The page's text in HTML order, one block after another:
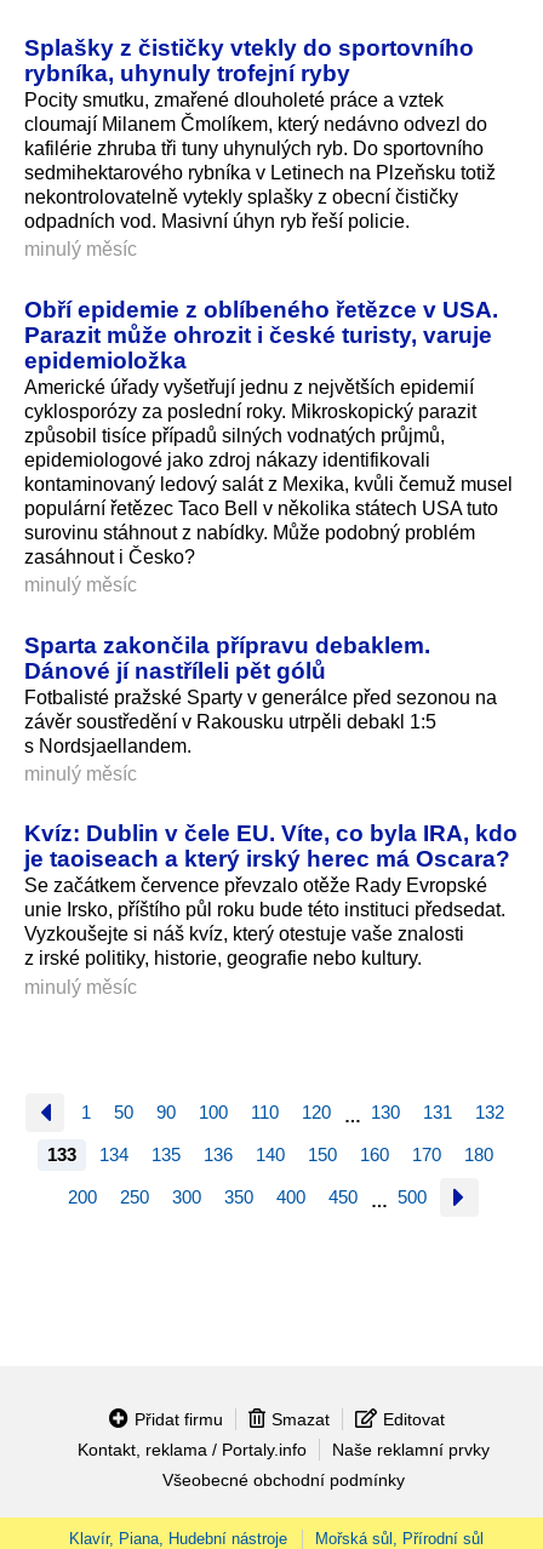
Splašky z čističky vtekly do sportovního
rybníka, uhynuly trofejní ryby
Pocity smutku, zmařené dlouholeté práce a vztek
cloumají Milanem Čmolíkem, který nedávno odvezl do
kafilérie zhruba tři tuny uhynulých ryb. Do sportovního
sedmihektarového rybníka v Letinech na Plzeňsku totiž
nekontrolovatelně vytekly splašky z obecní čističky
odpadních vod. Masivní úhyn ryb řeší policie.
minulý měsíc
Obří epidemie z oblíbeného řetězce v USA.
Parazit může ohrozit i české turisty, varuje
epidemioložka
Americké úřady vyšetřují jednu z největších epidemií
cyklosporózy za poslední roky. Mikroskopický parazit
způsobil tisíce případů silných vodnatých průjmů,
epidemiologové jako zdroj nákazy identifikovali
kontaminovaný ledový salát z Mexika, kvůli čemuž musel
populární řetězec Taco Bell v několika státech USA tuto
surovinu stáhnout z nabídky. Může podobný problém
zasáhnout i Česko?
minulý měsíc
Sparta zakončila přípravu debaklem.
Dánové jí nastříleli pět gólů
Fotbalisté pražské Sparty v generálce před sezonou na
závěr soustředění v Rakousku utrpěli debakl 1:5
s Nordsjaellandem.
minulý měsíc
Kvíz: Dublin v čele EU. Víte, co byla IRA, kdo
je taoiseach a který irský herec má Oscara?
Se začátkem července převzalo otěže Rady Evropské
unie Irsko, příštího půl roku bude této instituci předsedat.
Vyzkoušejte si náš kvíz, který otestuje vaše znalosti
z irské politiky, historie, geografie nebo kultury.
minulý měsíc
1 50 90 100 110 120 … 130 131 132
133 134 135 136 140 150 160 170 180
200 250 300 350 400 450 … 500
Přidat firmu Smazat
Editovat
Kontakt, reklama / Portaly.info
Naše reklamní prvky
Všeobecné obchodní podmínky
Klavír, Piana, Hudební nástroje
Mořská sůl, Přírodní sůl